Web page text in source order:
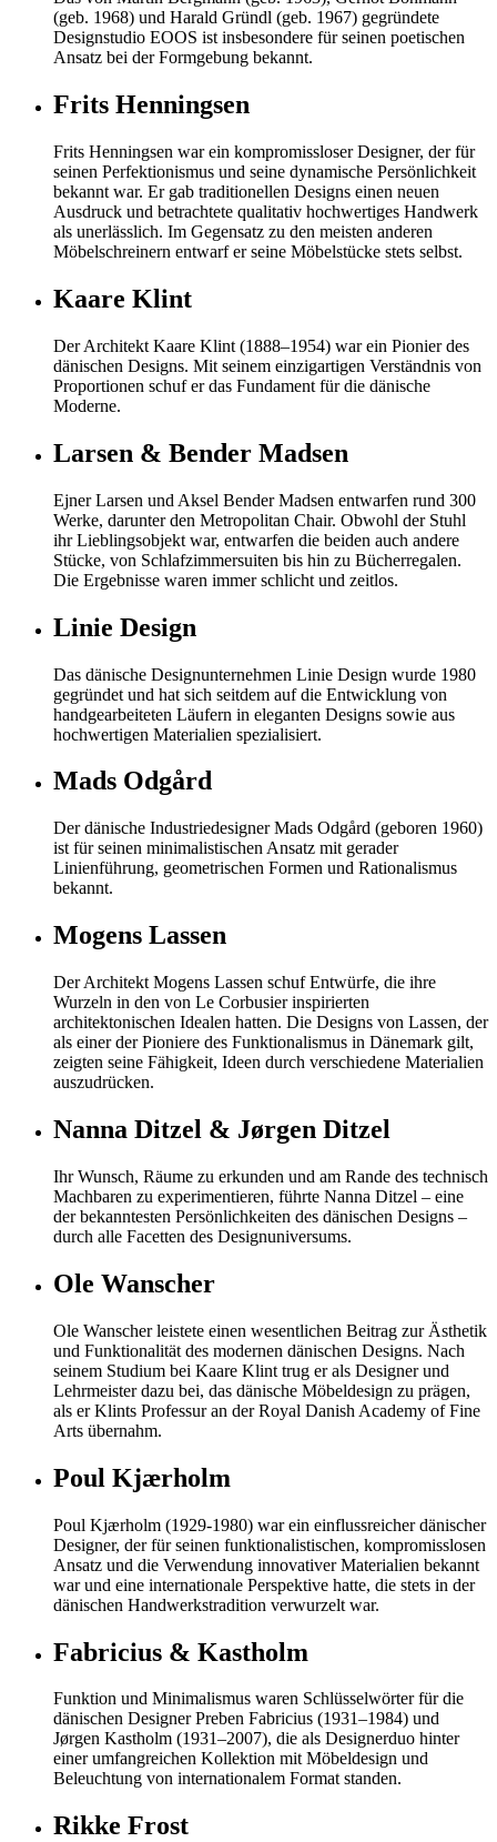
(geb. 1968) und Harald Gründl (geb. 1967) gegründete
Designstudio EOOS ist insbesondere für seinen poetischen
Ansatz bei der Formgebung bekannt.
Frits Henningsen
Frits Henningsen war ein kompromissloser Designer, der für
seinen Perfektionismus und seine dynamische Persönlichkeit
bekannt war. Er gab traditionellen Designs einen neuen
Ausdruck und betrachtete qualitativ hochwertiges Handwerk
als unerlässlich. Im Gegensatz zu den meisten anderen
Möbelschreinern entwarf er seine Möbelstücke stets selbst.
Kaare Klint
Der Architekt Kaare Klint (1888–1954) war ein Pionier des
dänischen Designs. Mit seinem einzigartigen Verständnis von
Proportionen schuf er das Fundament für die dänische
Moderne.
Larsen & Bender Madsen
Ejner Larsen und Aksel Bender Madsen entwarfen rund 300
Werke, darunter den Metropolitan Chair. Obwohl der Stuhl
ihr Lieblingsobjekt war, entwarfen die beiden auch andere
Stücke, von Schlafzimmersuiten bis hin zu Bücherregalen.
Die Ergebnisse waren immer schlicht und zeitlos.
Linie Design
Das dänische Designunternehmen Linie Design wurde 1980
gegründet und hat sich seitdem auf die Entwicklung von
handgearbeiteten Läufern in eleganten Designs sowie aus
hochwertigen Materialien spezialisiert.
Mads Odgård
Der dänische Industriedesigner Mads Odgård (geboren 1960)
ist für seinen minimalistischen Ansatz mit gerader
Linienführung, geometrischen Formen und Rationalismus
bekannt.
Mogens Lassen
Der Architekt Mogens Lassen schuf Entwürfe, die ihre
Wurzeln in den von Le Corbusier inspirierten
architektonischen Idealen hatten. Die Designs von Lassen, der
als einer der Pioniere des Funktionalismus in Dänemark gilt,
zeigten seine Fähigkeit, Ideen durch verschiedene Materialien
auszudrücken.
Nanna Ditzel & Jørgen Ditzel
Ihr Wunsch, Räume zu erkunden und am Rande des technisch
Machbaren zu experimentieren, führte Nanna Ditzel – eine
der bekanntesten Persönlichkeiten des dänischen Designs –
durch alle Facetten des Designuniversums.
Ole Wanscher
Ole Wanscher leistete einen wesentlichen Beitrag zur Ästhetik
und Funktionalität des modernen dänischen Designs. Nach
seinem Studium bei Kaare Klint trug er als Designer und
Lehrmeister dazu bei, das dänische Möbeldesign zu prägen,
als er Klints Professur an der Royal Danish Academy of Fine
Arts übernahm.
Poul Kjærholm
Poul Kjærholm (1929-1980) war ein einflussreicher dänischer
Designer, der für seinen funktionalistischen, kompromisslosen
Ansatz und die Verwendung innovativer Materialien bekannt
war und eine internationale Perspektive hatte, die stets in der
dänischen Handwerkstradition verwurzelt war.
Fabricius & Kastholm
Funktion und Minimalismus waren Schlüsselwörter für die
dänischen Designer Preben Fabricius (1931–1984) und
Jørgen Kastholm (1931–2007), die als Designerduo hinter
einer umfangreichen Kollektion mit Möbeldesign und
Beleuchtung von internationalem Format standen.
Rikke Frost